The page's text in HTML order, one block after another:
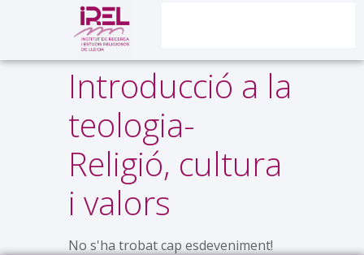
Introducció a la
teologia-
Religió, cultura
i valors
No s'ha trobat cap esdeveniment!